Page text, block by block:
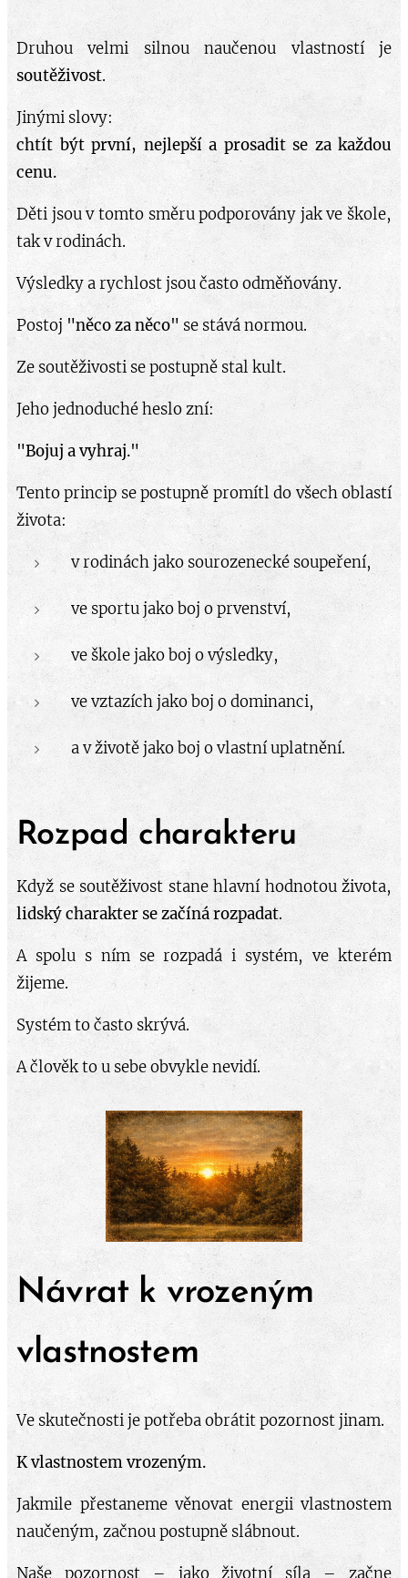
Druhou velmi silnou naučenou vlastností je
soutěživost.
Jinými slovy:
chtít být první, nejlepší a prosadit se za každou
cenu.
Děti jsou v tomto směru podporovány jak ve škole,
tak v rodinách.
Výsledky a rychlost jsou často odměňovány.
Postoj "něco za něco" se stává normou.
Ze soutěživosti se postupně stal kult.
Jeho jednoduché heslo zní:
"Bojuj a vyhraj."
Tento princip se postupně promítl do všech oblastí
života:
v rodinách jako sourozenecké soupeření,
ve sportu jako boj o prvenství,
ve škole jako boj o výsledky,
ve vztazích jako boj o dominanci,
a v životě jako boj o vlastní uplatnění.
Rozpad charakteru
Když se soutěživost stane hlavní hodnotou života,
lidský charakter se začíná rozpadat.
A spolu s ním se rozpadá i systém, ve kterém
žijeme.
Systém to často skrývá.
A člověk to u sebe obvykle nevidí.
Návrat k vrozeným
vlastnostem
Ve skutečnosti je potřeba obrátit pozornost jinam.
K vlastnostem vrozeným.
Jakmile přestaneme věnovat energii vlastnostem
naučeným, začnou postupně slábnout.
Naše pozornost – jako životní síla – začne